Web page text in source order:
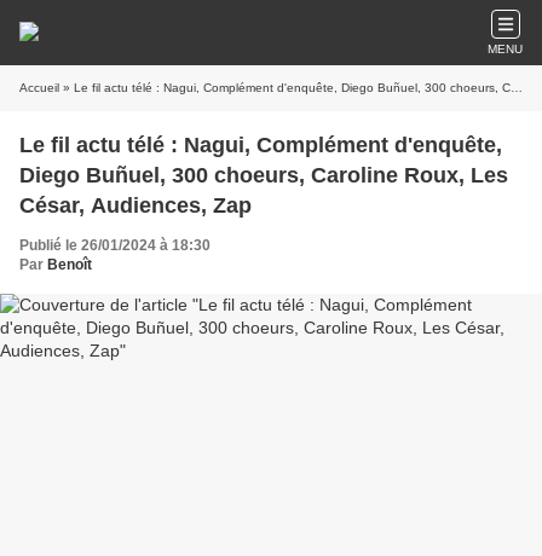
MENU
Accueil » Le fil actu télé : Nagui, Complément d'enquête, Diego Buñuel, 300 choeurs, Caroline Roux, Les César, Audiences, Zap
Le fil actu télé : Nagui, Complément d'enquête,
Diego Buñuel, 300 choeurs, Caroline Roux, Les
César, Audiences, Zap
Publié le 26/01/2024 à 18:30
Par Benoît